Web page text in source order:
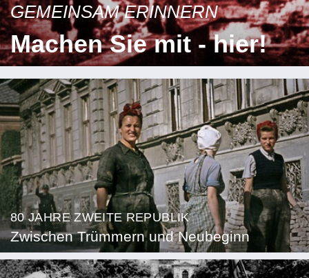
GEMEINSAM ERINNERN
Machen Sie mit - hier!
80 JAHRE ZWEITE REPUBLIK
Zwischen Trümmern und Neubeginn